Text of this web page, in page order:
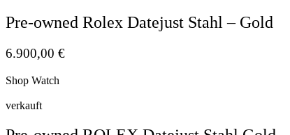
Pre-owned Rolex Datejust Stahl – Gold
6.900,00 €
Shop Watch
verkauft